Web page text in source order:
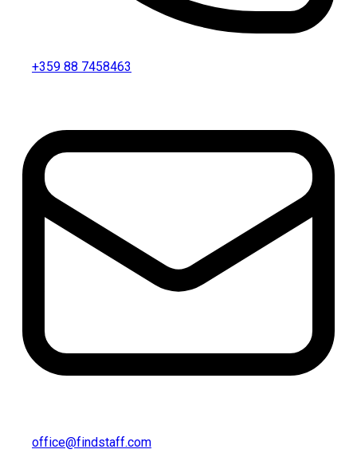
+359 88 7458463
office@findstaff.com